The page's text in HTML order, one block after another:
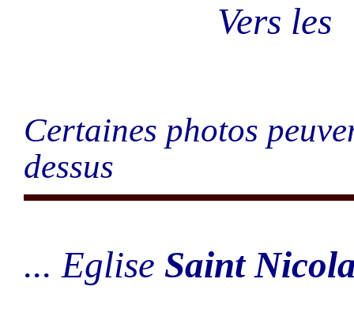
Vers
Certaines photos
dessus
... Eglise Saint